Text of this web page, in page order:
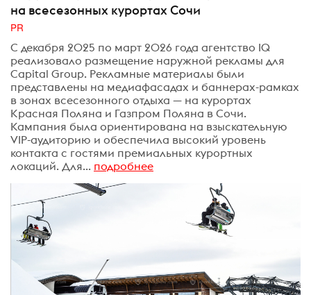
на всесезонных курортах Сочи
PR
С декабря 2025 по март 2026 года агентство IQ
реализовало размещение наружной рекламы для
Capital Group. Рекламные материалы были
представлены на медиафасадах и баннерах-рамках
в зонах всесезонного отдыха — на курортах
Красная Поляна и Газпром Поляна в Сочи.
Кампания была ориентирована на взыскательную
VIP-аудиторию и обеспечила высокий уровень
контакта с гостями премиальных курортных
локаций. Для... подробнее